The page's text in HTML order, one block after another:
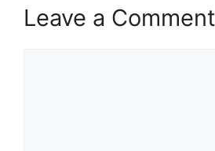
Leave a Comment